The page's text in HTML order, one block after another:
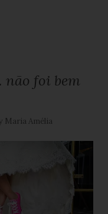
foi bem
Maria Amélia